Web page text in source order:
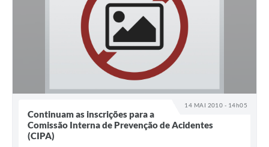
14 MAI 2010 - 14h05
Continuam as inscrições para a
Comissão Interna de Prevenção de Acidentes
(CIPA)